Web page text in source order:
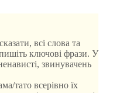
всі слова та
ключові фрази. У
звинувачень
тато всерівно їх